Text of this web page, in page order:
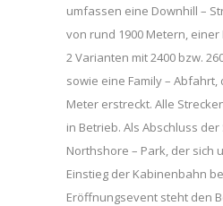
umfassen eine Downhill –
von rund 1900 Metern, einer
2 Varianten mit 2400 bzw.
sowie eine Family – Abfahrt,
Meter erstreckt. Alle
in Betrieb. Als Abschluss
Northshore – Park, der sich
Einstieg der Kabinenbahn
Eröffnungsevent steht den